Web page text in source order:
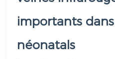
importants
néonatals